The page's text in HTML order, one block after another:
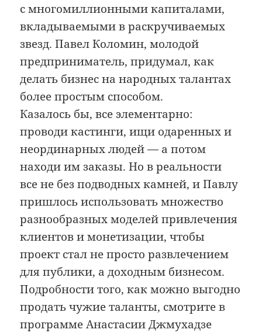
с многомиллионными капиталами,
вкладываемыми в раскручиваемых
звезд. Павел Коломин, молодой
предприниматель, придумал, как
делать бизнес на народных талантах
более простым способом.
Казалось бы, все элементарно:
проводи кастинги, ищи одаренных и
неординарных людей — а потом
находи им заказы. Но в реальности
все не без подводных камней, и Павлу
пришлось использовать множество
разнообразных моделей привлечения
клиентов и монетизации, чтобы
проект стал не просто развлечением
для публики, а доходным бизнесом.
Подробности того, как можно выгодно
продать чужие таланты, смотрите в
программе Анастасии Джмухадзе